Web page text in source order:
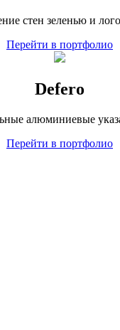
стен зеленью и
Перейти в портфолио
Defero
алюминиевые
Перейти в портфолио